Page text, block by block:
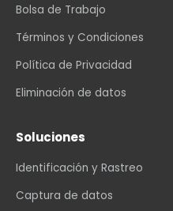
Bolsa de Trabajo
Términos y Condiciones
Política de Privacidad
Eliminación de datos
Soluciones
Identificación y Rastreo
Captura de datos